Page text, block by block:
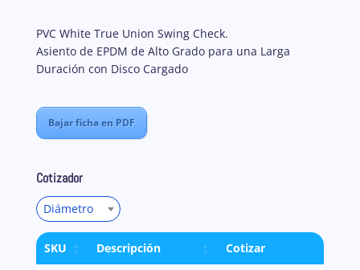
PVC White True Union Swing Check.
Asiento de EPDM de Alto Grado para una Larga
Duración con Disco Cargado
Bajar ficha en PDF
Cotizador
Diámetro
SKU Descripción Cotizar